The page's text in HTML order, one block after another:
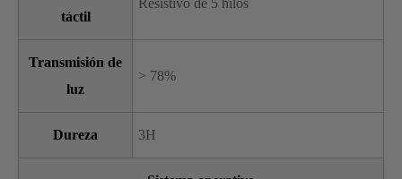
táctil
Resistivo de 5 hilos
Transmisión de
luz
> 78%
Dureza 3H